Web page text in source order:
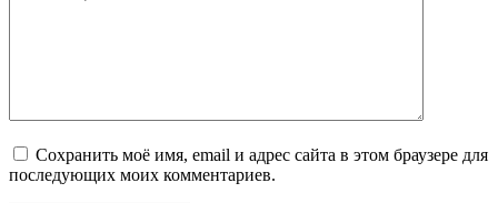
Сохранить моё имя, email и адрес сайта в этом браузере для
последующих моих комментариев.